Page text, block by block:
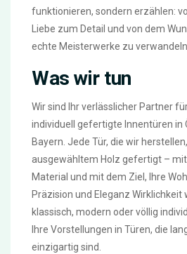
funktionieren, sondern erzählen:
Liebe zum Detail und von dem
echte Meisterwerke zu verwandeln.
Was wir tun
Wir sind Ihr verlässlicher Partner
individuell gefertigte Innentüren in
Bayern. Jede Tür, die wir
ausgewähltem Holz gefertigt –
Material und mit dem Ziel, Ihre
Präzision und Eleganz Wirklichkeit
klassisch, modern oder völlig
Ihre Vorstellungen in Türen, die
einzigartig sind.